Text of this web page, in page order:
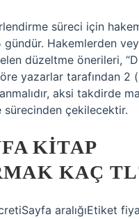
süreci için
gündür. Hakemlerden
düzeltme önerileri,
yazarlar tarafından 2
aksi takdirde
sürecinden çekilecektir.
KITAP
KAÇ
aralığıEtiket